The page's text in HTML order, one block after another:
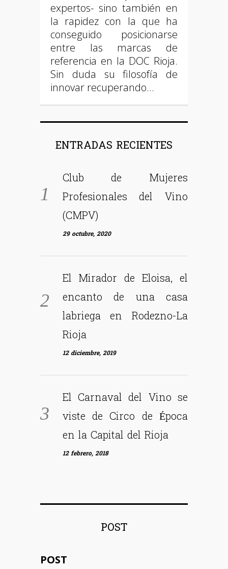
expertos- sino también en
la rapidez con la que ha
conseguido posicionarse
entre las marcas de
referencia en la DOC Rioja.
Sin duda su filosofía de
innovar recuperando…
ENTRADAS RECIENTES
Club de Mujeres
Profesionales del Vino
(CMPV)
29 octubre, 2020
El Mirador de Eloisa, el
encanto de una casa
labriega en Rodezno-La
Rioja
12 diciembre, 2019
El Carnaval del Vino se
viste de Circo de Época
en la Capital del Rioja
12 febrero, 2018
POST
POST